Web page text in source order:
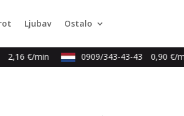
Ljubav Ostalo
2,16 €/min 0909/343-43-43 0,90 €/
visak
600
min